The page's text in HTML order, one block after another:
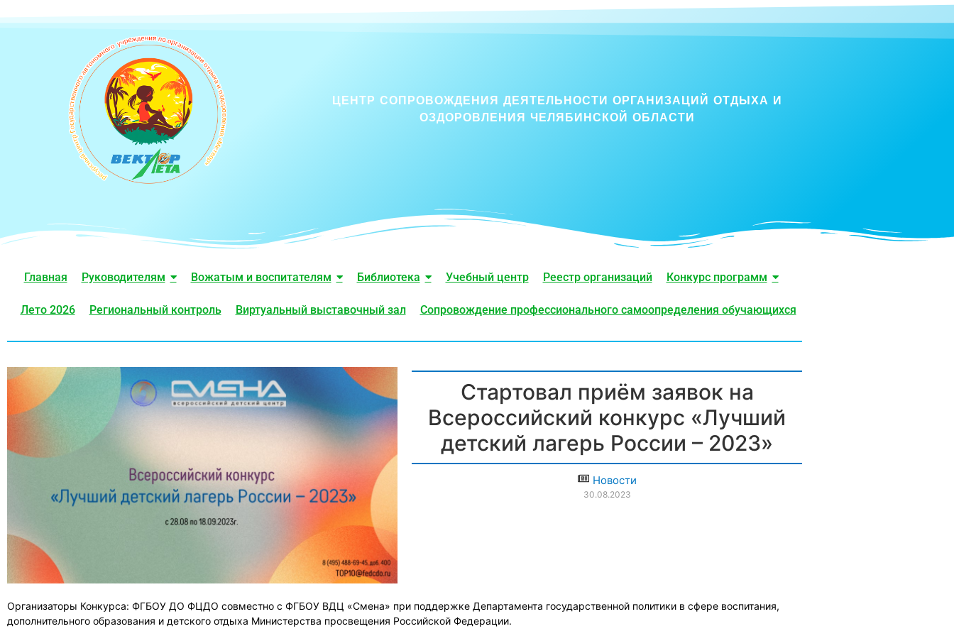
ЦЕНТР СОПРОВОЖДЕНИЯ ДЕЯТЕЛЬНОСТИ ОРГАНИЗАЦИЙ ОТДЫХА И
ОЗДОРОВЛЕНИЯ ЧЕЛЯБИНСКОЙ ОБЛАСТИ
Главная Руководителям Вожатым и воспитателям Библиотека Учебный центр Реестр организаций Конкурс программ
Лето 2026 Региональный контроль Виртуальный выставочный зал Сопровождение профессионального самоопределения обучающихся
Стартовал приём заявок на
Всероссийский конкурс «Лучший
детский лагерь России – 2023»
Новости
30.08.2023
Организаторы Конкурса: ФГБОУ ДО ФЦДО совместно с ФГБОУ ВДЦ «Смена» при поддержке Департамента государственной политики в сфере воспитания,
дополнительного образования и детского отдыха Министерства просвещения Российской Федерации.